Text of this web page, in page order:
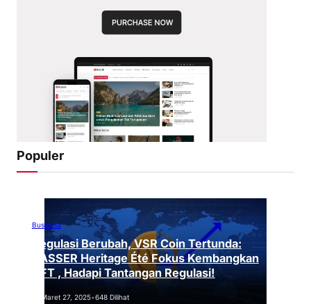
Populer
Business
Regulasi Berubah, VSR Coin Tertunda:
VASSER Heritage Été Fokus Kembangkan
NFT , Hadapi Tantangan Regulasi!
Maret 27, 2025•648 Dilihat